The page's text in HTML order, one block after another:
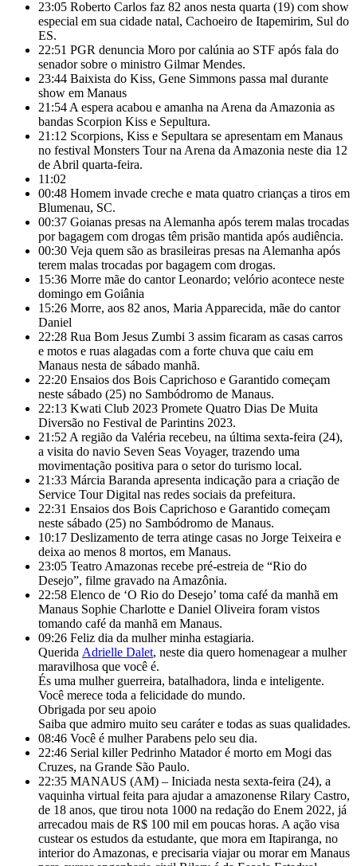
23:05 Roberto Carlos faz 82 anos nesta quarta (19) com show
especial em sua cidade natal, Cachoeiro de Itapemirim, Sul do
ES.
22:51 PGR denuncia Moro por calúnia ao STF após fala do
senador sobre o ministro Gilmar Mendes.
23:44 Baixista do Kiss, Gene Simmons passa mal durante
show em Manaus
21:54 A espera acabou e amanha na Arena da Amazonia as
bandas Scorpion Kiss e Sepultura.
21:12 Scorpions, Kiss e Sepultara se apresentam em Manaus
no festival Monsters Tour na Arena da Amazonia neste dia 12
de Abril quarta-feira.
11:02
00:48 Homem invade creche e mata quatro crianças a tiros em
Blumenau, SC.
00:37 Goianas presas na Alemanha após terem malas trocadas
por bagagem com drogas têm prisão mantida após audiência.
00:30 Veja quem são as brasileiras presas na Alemanha após
terem malas trocadas por bagagem com drogas.
15:36 Morre mãe do cantor Leonardo; velório acontece neste
domingo em Goiânia
15:26 Morre, aos 82 anos, Maria Apparecida, mãe do cantor
Daniel
22:28 Rua Bom Jesus Zumbi 3 assim ficaram as casas carros
e motos e ruas alagadas com a forte chuva que caiu em
Manaus nesta de sábado manhã.
22:20 Ensaios dos Bois Caprichoso e Garantido começam
neste sábado (25) no Sambódromo de Manaus.
22:13 Kwati Club 2023 Promete Quatro Dias De Muita
Diversão no Festival de Parintins 2023.
21:52 A região da Valéria recebeu, na última sexta-feira (24),
a visita do navio Seven Seas Voyager, trazendo uma
movimentação positiva para o setor do turismo local.
21:33 Márcia Baranda apresenta indicação para a criação de
Service Tour Digital nas redes sociais da prefeitura.
22:31 Ensaios dos Bois Caprichoso e Garantido começam
neste sábado (25) no Sambódromo de Manaus.
10:17 Deslizamento de terra atinge casas no Jorge Teixeira e
deixa ao menos 8 mortos, em Manaus.
23:05 Teatro Amazonas recebe pré-estreia de “Rio do
Desejo”, filme gravado na Amazônia.
22:58 Elenco de ‘O Rio do Desejo’ toma café da manhã em
Manaus Sophie Charlotte e Daniel Oliveira foram vistos
tomando café da manhã em Manaus.
09:26 Feliz dia da mulher minha estagiaria.
Querida Adrielle Dalet, neste dia quero homenagear a mulher
maravilhosa que você é.
És uma mulher guerreira, batalhadora, linda e inteligente.
Você merece toda a felicidade do mundo.
Obrigada por seu apoio
Saiba que admiro muito seu caráter e todas as suas qualidades.
08:46 Você é mulher Parabens pelo seu dia.
22:46 Serial killer Pedrinho Matador é morto em Mogi das
Cruzes, na Grande São Paulo.
22:35 MANAUS (AM) – Iniciada nesta sexta-feira (24), a
vaquinha virtual feita para ajudar a amazonense Rilary Castro,
de 18 anos, que tirou nota 1000 na redação do Enem 2022, já
arrecadou mais de R$ 100 mil em poucas horas. A ação visa
custear os estudos da estudante, que mora em Itapiranga, no
interior do Amazonas, e precisaria viajar ou morar em Manaus